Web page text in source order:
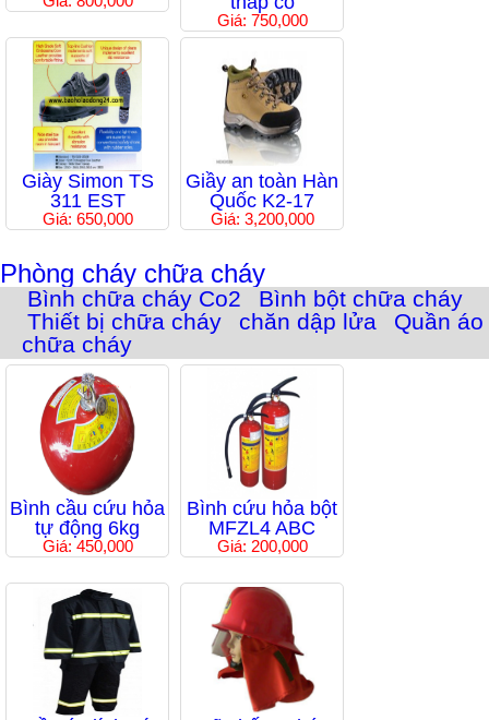
Giá: 750,000
Giày Simon TS
311 EST
Giá: 650,000
Giầy an toàn Hàn
Quốc K2-17
Giá: 3,200,000
Phòng cháy chữa cháy
Bình chữa cháy Co2
Bình bột chữa cháy
Thiết bị chữa cháy
chăn dập lửa
Quần áo
chữa cháy
Bình cầu cứu hỏa
tự động 6kg
Giá: 450,000
Bình cứu hỏa bột
MFZL4 ABC
Giá: 200,000